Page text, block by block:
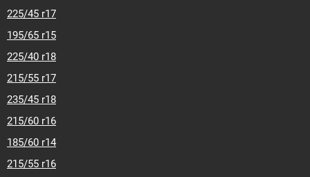
225/45 r17
195/65 r15
225/40 r18
215/55 r17
235/45 r18
215/60 r16
185/60 r14
215/55 r16